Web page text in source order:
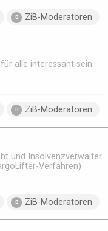
ZiB-Moderatoren
alle interessant sein
ZiB-Moderatoren
und Insolvenzverwalter
Verfahren)
ZiB-Moderatoren